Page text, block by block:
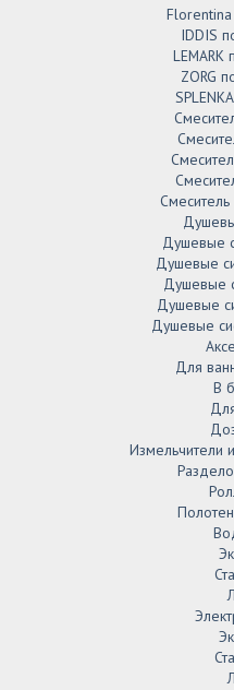
IDDIS
LEMARK
ZORG
Душевые
Душевые
Душевые
Душевые
Душевые
Для
В
Измельчители